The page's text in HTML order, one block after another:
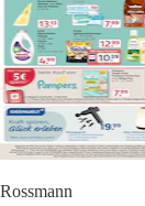
Rossmann